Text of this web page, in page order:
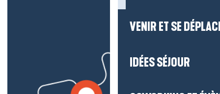
VENIR ET SE
IDÉES SÉJOUR